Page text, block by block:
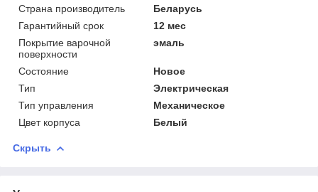
Страна производитель
Беларусь
Гарантийный срок
12 мес
Покрытие варочной
поверхности
эмаль
Состояние
Новое
Тип
Электрическая
Тип управления
Механическое
Цвет корпуса
Белый
Скрыть